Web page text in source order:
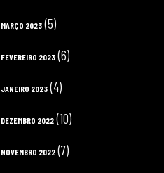
MARÇO 2023 (5)
FEVEREIRO 2023 (6)
JANEIRO 2023 (4)
DEZEMBRO 2022 (10)
NOVEMBRO 2022 (7)